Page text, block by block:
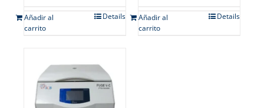
Añadir al
carrito
Details
Añadir al
carrito
Details